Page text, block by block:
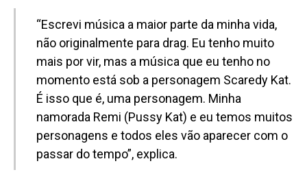
“Escrevi música a maior parte da minha vida,
não originalmente para drag. Eu tenho muito
mais por vir, mas a música que eu tenho no
momento está sob a personagem Scaredy Kat.
É isso que é, uma personagem. Minha
namorada Remi (Pussy Kat) e eu temos muitos
personagens e todos eles vão aparecer com o
passar do tempo”, explica.